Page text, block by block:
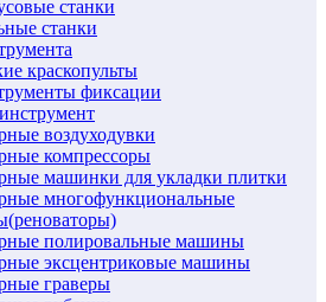
станки
станки
краскопульты
фиксации
воздуходувки
компрессоры
машинки для укладки плитки
многофункциональные
полировальные машины
эксцентриковые машины
граверы